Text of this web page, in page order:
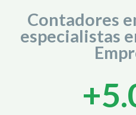
Contadores
especialistas
+